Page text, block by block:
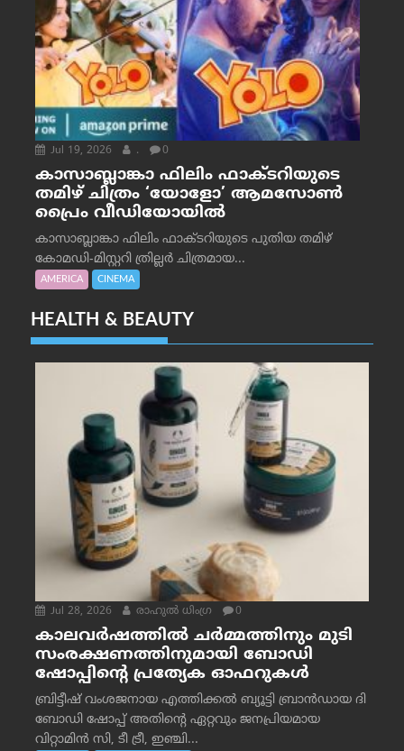
Jul 19, 2026 . 0
കാസാബ്ലാങ്കാ ഫിലിം ഫാക്ടറിയുടെ
തമിഴ് ചിത്രം ‘യോളോ’ ആമസോൺ
പ്രൈം വീഡിയോയിൽ
കാസാബ്ലാങ്കാ ഫിലിം ഫാക്ടറിയുടെ പുതിയ തമിഴ്
കോമഡി-മിസ്റ്ററി ത്രില്ലർ ചിത്രമായ...
AMERICA CINEMA
HEALTH & BEAUTY
Jul 28, 2026 രാഹുല്‍ ധിംഗ്ര 0
കാലവർഷത്തിൽ ചർമ്മത്തിനും മുടി
സംരക്ഷണത്തിനുമായി ബോഡി
ഷോപ്പിന്റെ പ്രത്യേക ഓഫറുകൾ
ബ്രിട്ടീഷ് വംശജനായ എത്തിക്കൽ ബ്യൂട്ടി ബ്രാൻഡായ ദി
ബോഡി ഷോപ്പ് അതിന്റെ ഏറ്റവും ജനപ്രിയമായ
വിറ്റാമിൻ സി, ടീ ട്രീ, ഇഞ്ചി...